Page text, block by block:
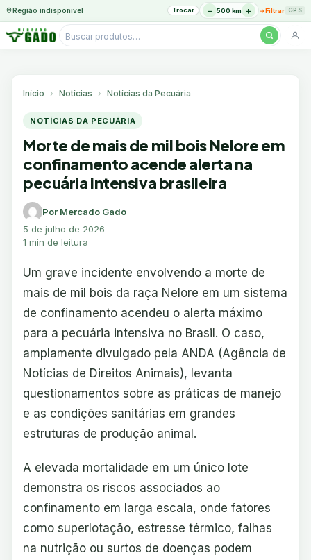
Região indisponível Trocar − 500 km + →Filtrar GPS
Pesquisar
Início Notícias Notícias da Pecuária
NOTÍCIAS DA PECUÁRIA
Morte de mais de mil bois Nelore em
confinamento acende alerta na
pecuária intensiva brasileira
Por Mercado Gado
5 de julho de 2026
1 min de leitura
Um grave incidente envolvendo a morte de
mais de mil bois da raça Nelore em um sistema
de confinamento acendeu o alerta máximo
para a pecuária intensiva no Brasil. O caso,
amplamente divulgado pela ANDA (Agência de
Notícias de Direitos Animais), levanta
questionamentos sobre as práticas de manejo
e as condições sanitárias em grandes
estruturas de produção animal.
A elevada mortalidade em um único lote
demonstra os riscos associados ao
confinamento em larga escala, onde fatores
como superlotação, estresse térmico, falhas
na nutrição ou surtos de doenças podem